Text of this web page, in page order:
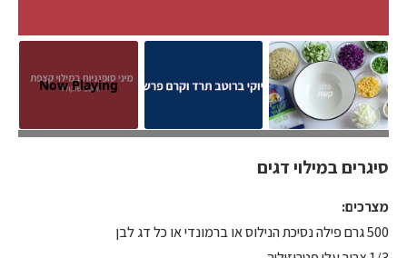
Now Playing
סיגרים במילוי דגים
מצרכים:
500 גרם פילה נסיכת הנילוס או ברמונדי או כל דג לבן